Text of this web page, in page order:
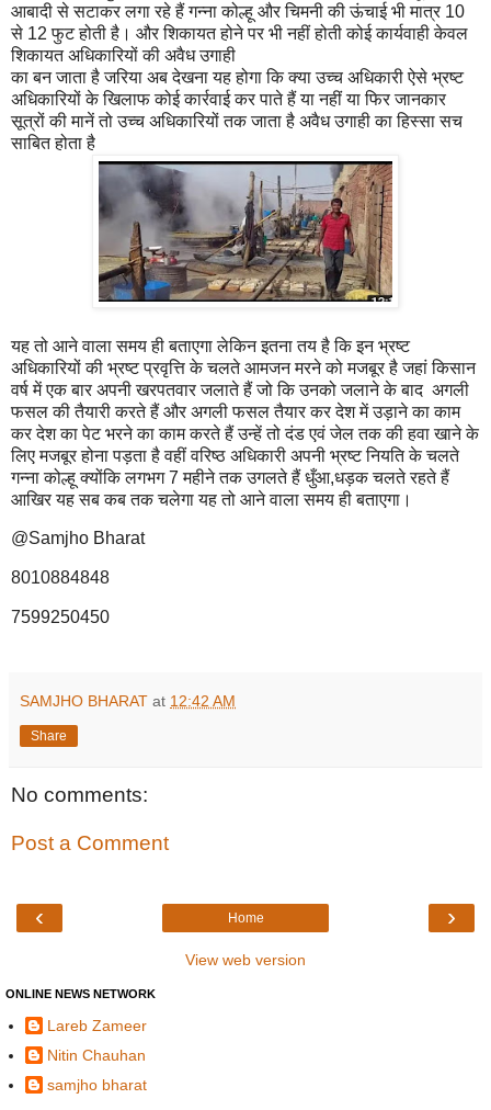
आबादी से सटाकर लगा रहे हैं गन्ना कोल्हू और चिमनी की ऊंचाई भी मात्र 10
से 12 फुट होती है। और शिकायत होने पर भी नहीं होती कोई कार्यवाही केवल
शिकायत अधिकारियों की अवैध उगाही
का बन जाता है जरिया अब देखना यह होगा कि क्या उच्च अधिकारी ऐसे भ्रष्ट
अधिकारियों के खिलाफ कोई कार्रवाई कर पाते हैं या नहीं या फिर जानकार
सूत्रों की मानें तो उच्च अधिकारियों तक जाता है अवैध उगाही का हिस्सा सच
साबित होता है
यह तो आने वाला समय ही बताएगा लेकिन इतना तय है कि इन भ्रष्ट
अधिकारियों की भ्रष्ट प्रवृत्ति के चलते आमजन मरने को मजबूर है जहां किसान
वर्ष में एक बार अपनी खरपतवार जलाते हैं जो कि उनको जलाने के बाद अगली
फसल की तैयारी करते हैं और अगली फसल तैयार कर देश में उड़ाने का काम
कर देश का पेट भरने का काम करते हैं उन्हें तो दंड एवं जेल तक की हवा खाने के
लिए मजबूर होना पड़ता है वहीं वरिष्ठ अधिकारी अपनी भ्रष्ट नियति के चलते
गन्ना कोल्हू क्योंकि लगभग 7 महीने तक उगलते हैं धुँआ,धड़क चलते रहते हैं
आखिर यह सब कब तक चलेगा यह तो आने वाला समय ही बताएगा।
@Samjho Bharat
8010884848
7599250450
SAMJHO BHARAT at 12:42 AM
Share
No comments:
Post a Comment
‹ ›
Home
View web version
ONLINE NEWS NETWORK
Lareb Zameer
Nitin Chauhan
samjho bharat